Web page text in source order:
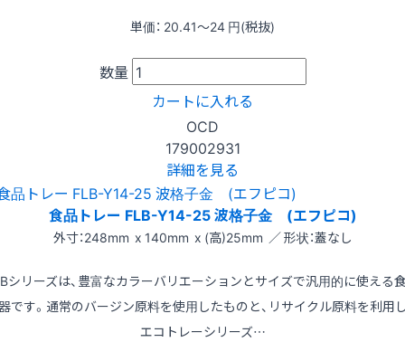
単価： 20.41〜24 円(税抜)
数量
カートに入れる
OCD
179002931
詳細を見る
食品トレー FLB-Y14-25 波格子金 (エフピコ)
外寸：248mm x 140mm x (高)25mm ／ 形状：蓋なし
シリーズは、豊富なカラーバリエーションとサイズで汎用的に使える
です。通常のバージン原料を使用したものと、リサイクル原料を利用
エコトレーシリーズ…